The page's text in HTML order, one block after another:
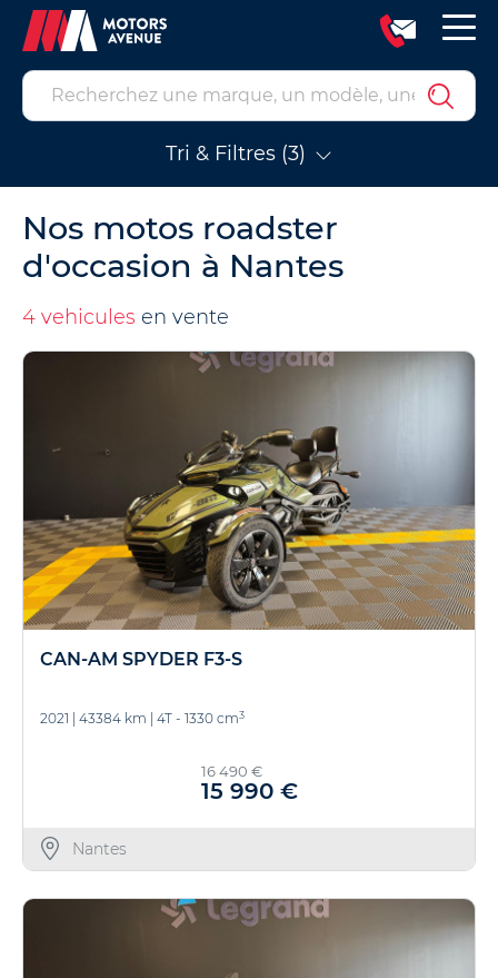
Tri & Filtres (3)
Nos motos roadster
d'occasion à Nantes
4 vehicules en vente
CAN-AM SPYDER F3-S
2021 43384 km 4T - 1330 cm3
16 490 €
15 990 €
Nantes